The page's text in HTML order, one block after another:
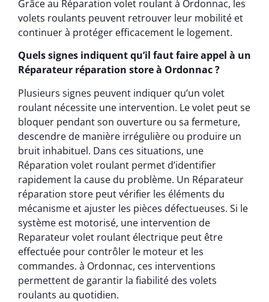
Grâce au Réparation volet roulant à Ordonnac, les
volets roulants peuvent retrouver leur mobilité et
continuer à protéger efficacement le logement.
Quels signes indiquent qu’il faut faire appel à un
Réparateur réparation store à Ordonnac ?
Plusieurs signes peuvent indiquer qu’un volet
roulant nécessite une intervention. Le volet peut se
bloquer pendant son ouverture ou sa fermeture,
descendre de manière irrégulière ou produire un
bruit inhabituel. Dans ces situations, une
Réparation volet roulant permet d’identifier
rapidement la cause du problème. Un Réparateur
réparation store peut vérifier les éléments du
mécanisme et ajuster les pièces défectueuses. Si le
système est motorisé, une intervention de
Reparateur volet roulant électrique peut être
effectuée pour contrôler le moteur et les
commandes. à Ordonnac, ces interventions
permettent de garantir la fiabilité des volets
roulants au quotidien.